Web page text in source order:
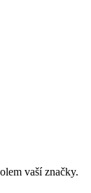
vaší značky.